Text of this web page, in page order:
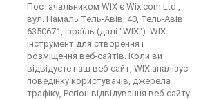
Постачальником WIX є Wix.com Ltd.,
вул. Намаль Тель-Авів, 40, Тель-Авів
6350671, Ізраїль (далі "WIX"). WIX-
інструмент для створення і
розміщення веб-сайтів. Коли ви
відвідуєте наш веб-сайт, WIX аналізує
поведінку користувачів, джерела
трафіку, Регіон відвідування веб-сайту